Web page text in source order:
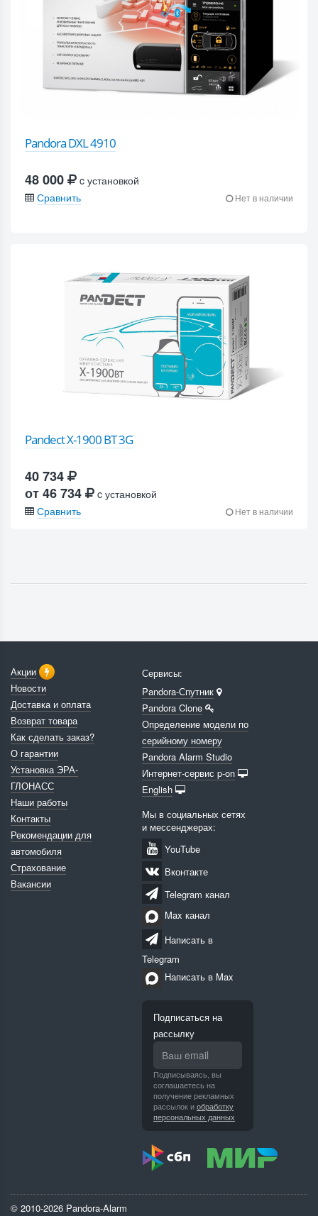
Pandora DXL 4910
48 000
c установкой
Сравнить
Нет в наличии
Pandect X-1900 BT 3G
40 734
от 46 734
c установкой
Сравнить
Нет в наличии
Акции
Новости
Доставка и оплата
Возврат товара
Как сделать заказ?
О гарантии
Установка ЭРА-
ГЛОНАСС
Наши работы
Контакты
Рекомендации для
автомобиля
Страхование
Вакансии
Сервисы:
Pandora-Спутник
Pandora Clone
Определение модели по
серийному номеру
Pandora Alarm Studio
Интернет-сервис p-on
English
Мы в социальных сетях
и мессенджерах:
YouTube
Вконтакте
Telegram канал
Max канал
Написать в
Telegram
Написать в Max
Подписаться на
рассылку
Подписываясь, вы
соглашаетесь на
получение рекламных
рассылок иобработку
персональных данных
© 2010-2026 Pandora-Alarm